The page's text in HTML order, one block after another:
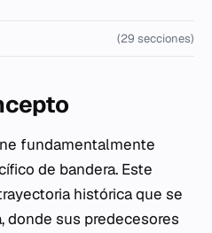
(29 secciones)
fundamentalmente
de bandera. Este
histórica que se
donde sus predecesores